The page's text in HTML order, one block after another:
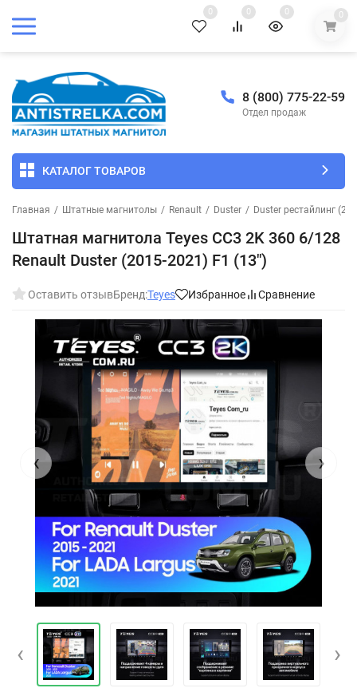
0 0 0 0
8 (800) 775-22-59
Отдел продаж
КАТАЛОГ ТОВАРОВ
Главная / Штатные магнитолы / Renault / Duster / Duster рестайлинг
Штатная магнитола Teyes CC3 2K 360 6/128
Renault Duster (2015-2021) F1 (13")
Оставить отзывБренд:Teyes Избранное Сравнение
‹ ›
‹ ›